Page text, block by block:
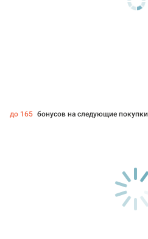
до 165 бонусов на следующие покупки